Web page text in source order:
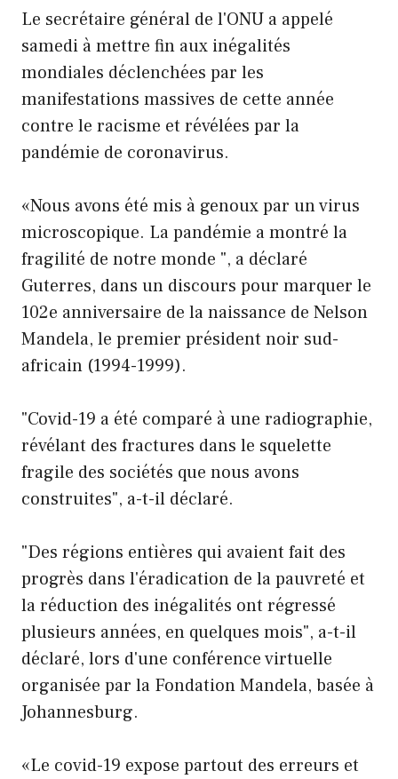
Le secrétaire général de l'ONU a appelé
samedi à mettre fin aux inégalités
mondiales déclenchées par les
manifestations massives de cette année
contre le racisme et révélées par la
pandémie de coronavirus.
«Nous avons été mis à genoux par un virus
microscopique. La pandémie a montré la
fragilité de notre monde ", a déclaré
Guterres, dans un discours pour marquer le
102e anniversaire de la naissance de Nelson
Mandela, le premier président noir sud-
africain (1994-1999).
"Covid-19 a été comparé à une radiographie,
révélant des fractures dans le squelette
fragile des sociétés que nous avons
construites", a-t-il déclaré.
"Des régions entières qui avaient fait des
progrès dans l'éradication de la pauvreté et
la réduction des inégalités ont régressé
plusieurs années, en quelques mois", a-t-il
déclaré, lors d'une conférence virtuelle
organisée par la Fondation Mandela, basée à
Johannesburg.
«Le covid-19 expose partout des erreurs et